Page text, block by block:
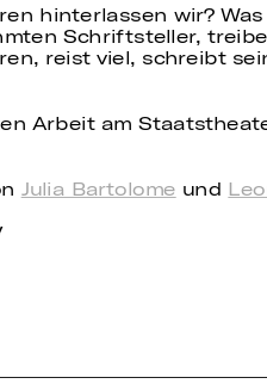
hinterlassen wir?
Schriftsteller,
reist viel, schreibt
Arbeit am
Julia Bartolome und